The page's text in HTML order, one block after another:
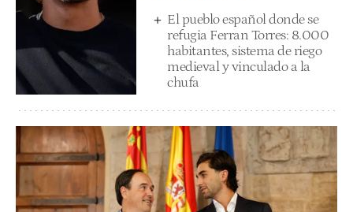
El pueblo español donde se
refugia Ferran Torres: 8.000
habitantes, sistema de riego
medieval y vinculado a la
chufa